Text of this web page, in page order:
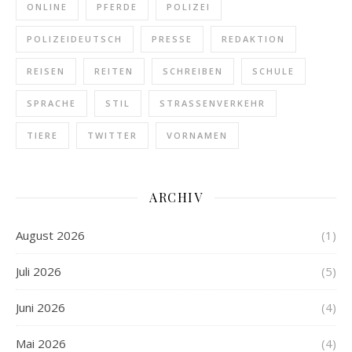
ONLINE PFERDE POLIZEI
POLIZEIDEUTSCH PRESSE REDAKTION
REISEN REITEN SCHREIBEN SCHULE
SPRACHE STIL STRASSENVERKEHR
TIERE TWITTER VORNAMEN
ARCHIV
August 2026 (1)
Juli 2026 (5)
Juni 2026 (4)
Mai 2026 (4)